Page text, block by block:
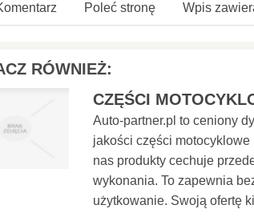
Poleć stronę Wpis
RÓWNIEŻ:
CZĘŚCI
Auto-partner.pl to ceniony
jakości części
nas produkty cechuje
wykonania. To zapewnia
użytkowanie. Swoją ofertę